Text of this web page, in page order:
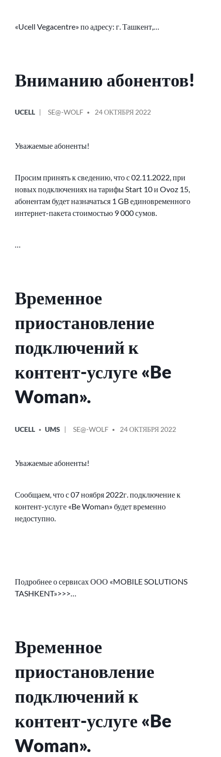
«Ucell Vegacentre» по адресу: г. Ташкент,…
Вниманию абонентов!
В
UCELL
ОТ
SE@-WOLF 24 ОКТЯБРЯ 2022
Уважаемые абоненты!
Просим принять к сведению, что с 02.11.2022, при
новых подключениях на тарифы Start 10 и Ovoz 15,
абонентам будет назначаться 1 GB единовременного
интернет-пакета стоимостью 9 000 сумов.
…
Временное
приостановление
подключений к
контент-услуге «Be
Woman».
В
UCELL UMS
ОТ
SE@-WOLF 24 ОКТЯБРЯ 2022
Уважаемые абоненты!
Сообщаем, что с 07 ноября 2022г. подключение к
контент-услуге «Be Woman» будет временно
недоступно.
Подробнее о сервисах ООО «MOBILE SOLUTIONS
TASHKENT»>>>…
Временное
приостановление
подключений к
контент-услуге «Be
Woman».